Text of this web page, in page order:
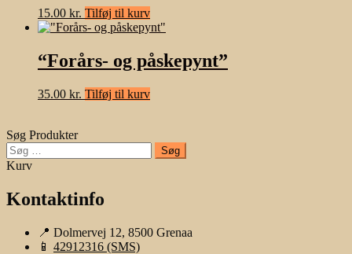
15.00 kr. Tilføj til kurv
“Forårs- og påskepynt”
35.00 kr. Tilføj til kurv
Søg Produkter
Søg
efter:
Kurv
Kontaktinfo
📍 Dolmervej 12, 8500 Grenaa
📱 42912316 (SMS)